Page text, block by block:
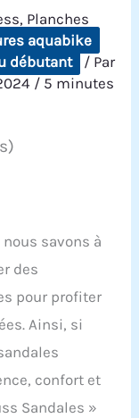
, Planches
aquabike
débutant
/ Par
/ 5 minutes
savons à
des
pour profiter
Ainsi, si
confort et
Sandales »